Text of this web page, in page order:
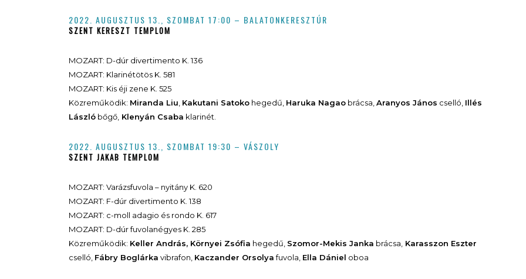
2022. AUGUSZTUS 13., SZOMBAT 17:00 – BALATONKERESZTÚR
SZENT KERESZT TEMPLOM
MOZART: D-dúr divertimento K. 136
MOZART: Klarinétötös K. 581
MOZART: Kis éji zene K. 525
Közreműködik: Miranda Liu Kakutani Satoko hegedű, Haruka Nagao brácsa, Aranyos János cselló, Illés
László bőgő, Klenyán Csaba klarinét.
2022. AUGUSZTUS 13., SZOMBAT 19:30 – VÁSZOLY
SZENT JAKAB TEMPLOM
MOZART: Varázsfuvola – nyitány K. 620
MOZART: F-dúr divertimento K. 138
MOZART: c-moll adagio és rondo K. 617
MOZART: D-dúr fuvolanégyes K. 285
Közreműködik: Keller András, Környei Zsófia hegedű, Szomor-Mekis Janka brácsa, Karasszon Eszter
cselló, Fábry Boglárka vibrafon, Kaczander Orsolyafuvola, Ella Dániel oboa